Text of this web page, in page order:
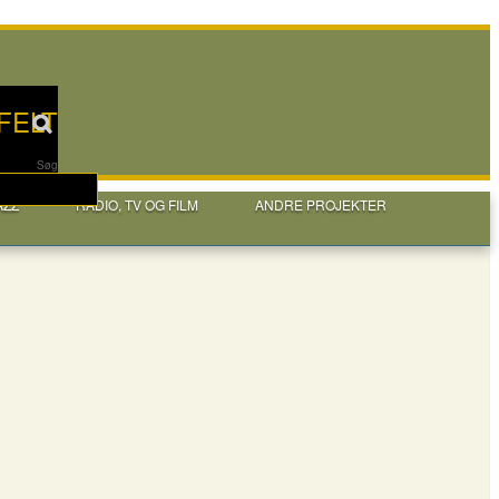
Søg
RADIO, TV OG FILM
ANDRE PROJEKTER